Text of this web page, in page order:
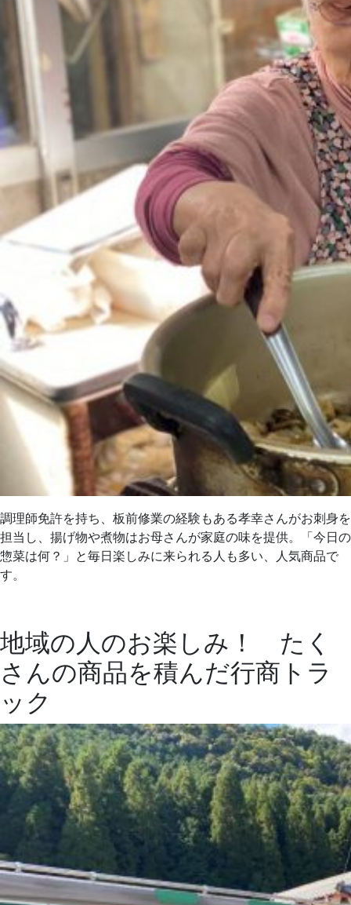
調理師免許を持ち、板前修業の経験もある孝幸さんがお刺身を
担当し、揚げ物や煮物はお母さんが家庭の味を提供。「今日の
惣菜は何？」と毎日楽しみに来られる人も多い、人気商品で
す。
地域の人のお楽しみ！ たく
さんの商品を積んだ行商トラ
ック